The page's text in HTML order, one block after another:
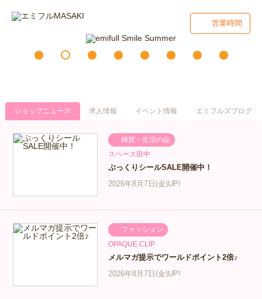
営業時間
ショップニュース 求人情報 イベント情報 エミフルズブログ
雑貨・生活の品
スペース田中
ぷっくりシールSALE開催中！
2026年8月7日(金)UP!
ファッション
OPAQUE.CLIP
メルマガ提示でワールドポイント2倍♪
2026年8月7日(金)UP!